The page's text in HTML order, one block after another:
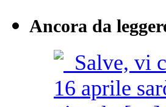
Ancora da